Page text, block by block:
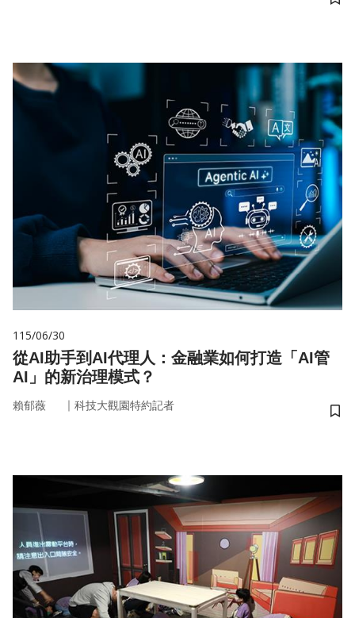
儲
115/06/30
從AI助手到AI代理人：金融業如何打造「AI管
AI」的新治理模式？
賴郁薇 ｜ 科技大觀園特約記者
儲